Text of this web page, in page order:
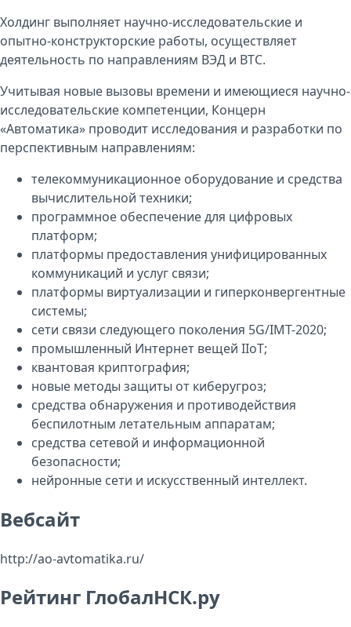
Холдинг выполняет научно-исследовательские и
опытно-конструкторские работы, осуществляет
деятельность по направлениям ВЭД и ВТС.
Учитывая новые вызовы времени и имеющиеся научно-
исследовательские компетенции, Концерн
«Автоматика» проводит исследования и разработки по
перспективным направлениям:
телекоммуникационное оборудование и средства
вычислительной техники;
программное обеспечение для цифровых
платформ;
платформы предоставления унифицированных
коммуникаций и услуг связи;
платформы виртуализации и гиперконвергентные
системы;
cети связи следующего поколения 5G/IMT-2020;
промышленный Интернет вещей IIoT;
квантовая криптография;
новые методы защиты от киберугроз;
средства обнаружения и противодействия
беспилотным летательным аппаратам;
средства сетевой и информационной
безопасности;
нейронные сети и искусственный интеллект.
Вебсайт
http://ao-avtomatika.ru/
Рейтинг ГлобалНСК.ру